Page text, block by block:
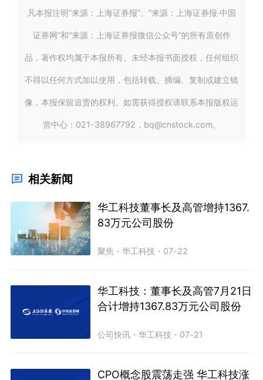
凡本报注明“来源：上海证券报”、“来源：上海证券报·中国
证券网”和“来源：上海证券报微信公众号”的所有原创作
品，著作权均属于本报所有。未经本报书面授权，任何组织
不得以任何方式加以使用，包括转载、摘编、复制或建立镜
像，本报保留追责的权利。如需获得授权请联系本报版权运
营中心：021-38967792，bq@cnstock.com。
相关新闻
华工科技董事长及高管增持1367.
83万元公司股份
聚焦 ・华工科技 ・ 07-22
华工科技：董事长及高管7月21日
合计增持1367.83万元公司股份
公司快讯 ・华工科技 ・ 07-21
CPO概念股震荡走强 华工科技涨